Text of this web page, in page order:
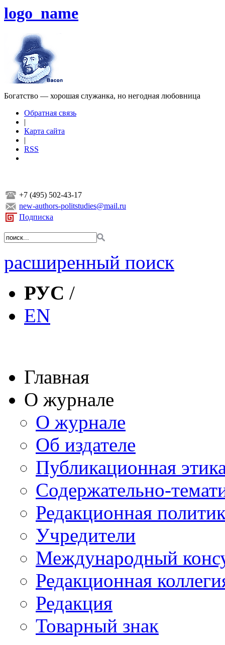
logo_name
Богатство — хорошая служанка, но негодная любовница
Обратная связь
|
Карта сайта
|
RSS
+7 (495) 502-43-17
new-authors-politstudies@mail.ru
Подписка
расширенный поиск
РУС /
EN
Главная
О журнале
О журнале
Об издателе
Публикационная
Содержательно-
Редакционная
Учредители
Международный
Редакционная
Редакция
Товарный знак